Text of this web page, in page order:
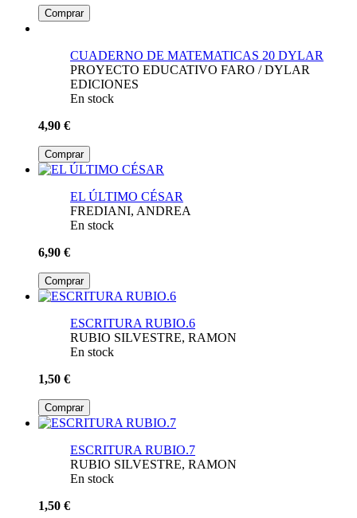
Comprar
CUADERNO DE MATEMATICAS 20 DYLAR
PROYECTO EDUCATIVO FARO / DYLAR
EDICIONES
En stock
4,90 €
Comprar
EL ÚLTIMO CÉSAR
FREDIANI, ANDREA
En stock
6,90 €
Comprar
ESCRITURA RUBIO.6
RUBIO SILVESTRE, RAMON
En stock
1,50 €
Comprar
ESCRITURA RUBIO.7
RUBIO SILVESTRE, RAMON
En stock
1,50 €